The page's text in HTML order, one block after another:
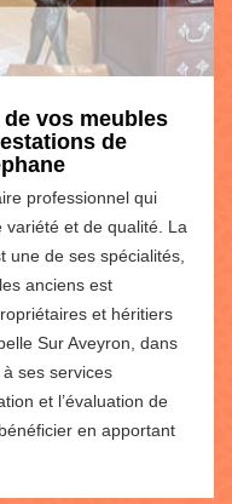
vos meubles
de
professionnel qui
variété et de qualité. La
une de ses spécialités,
anciens est
et héritiers
Sur Aveyron, dans
ses services
et l’évaluation de
en apportant